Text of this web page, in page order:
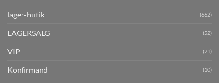
lager-butik (662)
LAGERSALG (52)
VIP (21)
Konfirmand (10)